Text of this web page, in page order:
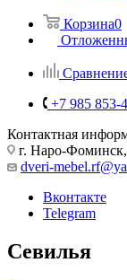
Корзина0
+7 985 853-
Контактная
г. Наро-
dveri-
Вконтакте
Telegram
Севилья